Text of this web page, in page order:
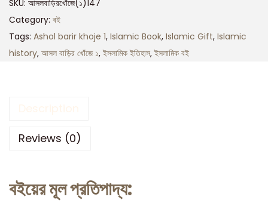
SKU: আসলবাড়িরখোঁজে(১)147
Category: বই
Tags: Ashol barir khoje 1, Islamic Book, Islamic Gift, Islamic
history, আসল বাড়ির খোঁজে ১, ইসলামিক ইতিহাস, ইসলামিক বই
Reviews (0)
বইয়ের মূল প্রতিপাদ্য: